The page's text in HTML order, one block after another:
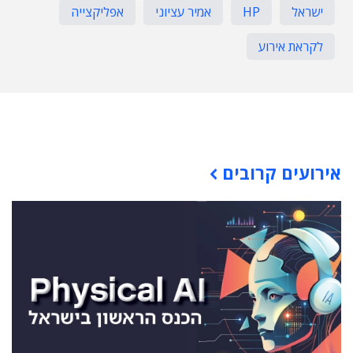
ישראל HP אמיר עציוני
אפליקצייה
לקראת אירוע
אירועים קרובים